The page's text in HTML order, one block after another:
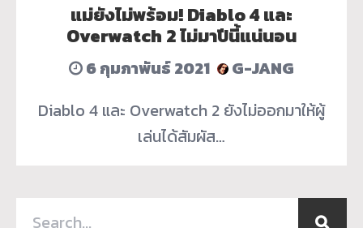
แม่ยังไม่พร้อม! Diablo 4 และ
Overwatch 2 ไม่มาปีนี้แน่นอน
6 กุมภาพันธ์ 2021
G-JANG
Diablo 4 และ Overwatch 2 ยังไม่ออกมาให้ผู้
เล่นได้สัมผัส…